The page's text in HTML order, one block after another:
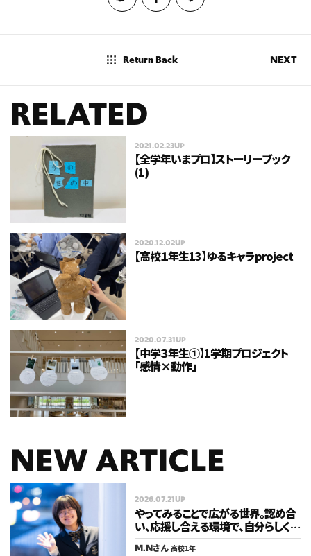
Return Back NEXT
RELATED
2021.02.23UP
【全学年いまプロ】ストーリーブック
(1)
2020.12.02UP
【高校１年生13】ゆるキャラproject
2020.07.31UP
【中学３年生①】1学期プロジェクト
「感情×動作」
NEW ARTICLE
やってみることで広がる世界。認め合
い、応援し合える環境で、自分らしく
歩みを進める。
2026.07.21UP
M.Nさん 高校1年